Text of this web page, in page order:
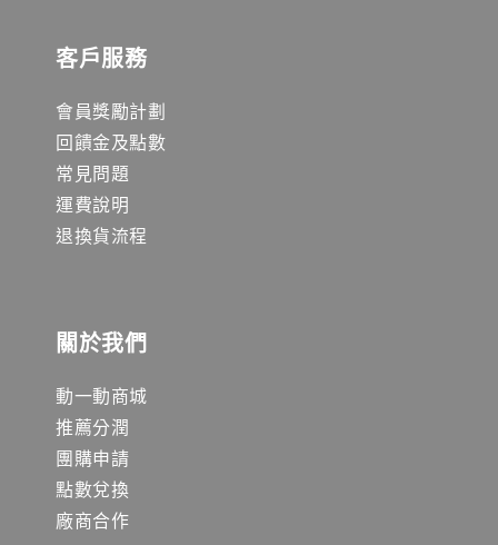
客戶服務
會員獎勵計劃
回饋金及點數
常見問題
運費說明
退換貨流程
關於我們
動一動商城
推薦分潤
團購申請
點數兌換
廠商合作